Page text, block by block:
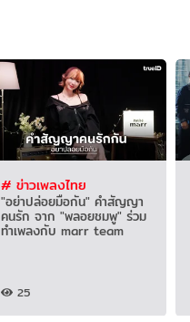
# ข่าวเพลงไทย
"อย่าปล่อยมือกัน" คำสัญญา
คนรัก จาก "พลอยชมพู" ร่วม
ทำเพลงกับ marr team
25